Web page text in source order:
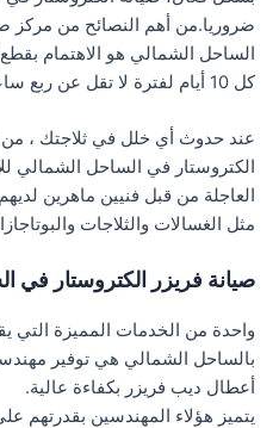
ضروريا.من أهم النصائح من مركز
الساحل الشمالي هو الاهتمام بقطع
كل 10 أيام لفترة لا تقل عن ربع ساعة.
عند حدوث أي خلل في ثلاجتك ، من
الكتروستار في الساحل الشمالي
العاجلة من قبل فنيين ماهرين
مثل الغسالات والثلاجات
صيانة فريزر الكتروستار في
واحدة من الخدمات المميزة التي
بالساحل الشمالي هي توفير
أعطال ديب فريزر بكفاءة عالية.
يتميز هؤلاء المهندسين بقدرتهم